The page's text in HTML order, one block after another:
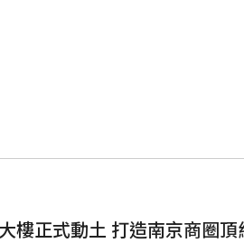
樓正式動土 打造南京商圈